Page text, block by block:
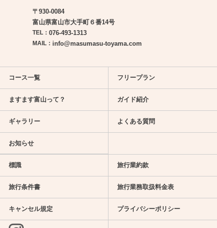
〒930-0084
富山県富山市大手町６番14号
TEL：076-493-1313
MAIL： info@masumasu-toyama.com
コース一覧 フリープラン
ますます富山って？ ガイド紹介
ギャラリー よくある質問
お知らせ
標識 旅行業約款
旅行条件書 旅行業務取扱料金表
キャンセル規定 プライバシーポリシー